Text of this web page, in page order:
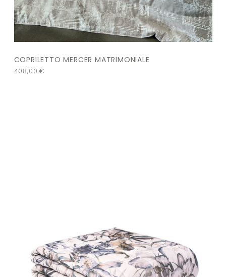
COPRILETTO MERCER MATRIMONIALE
408,00€